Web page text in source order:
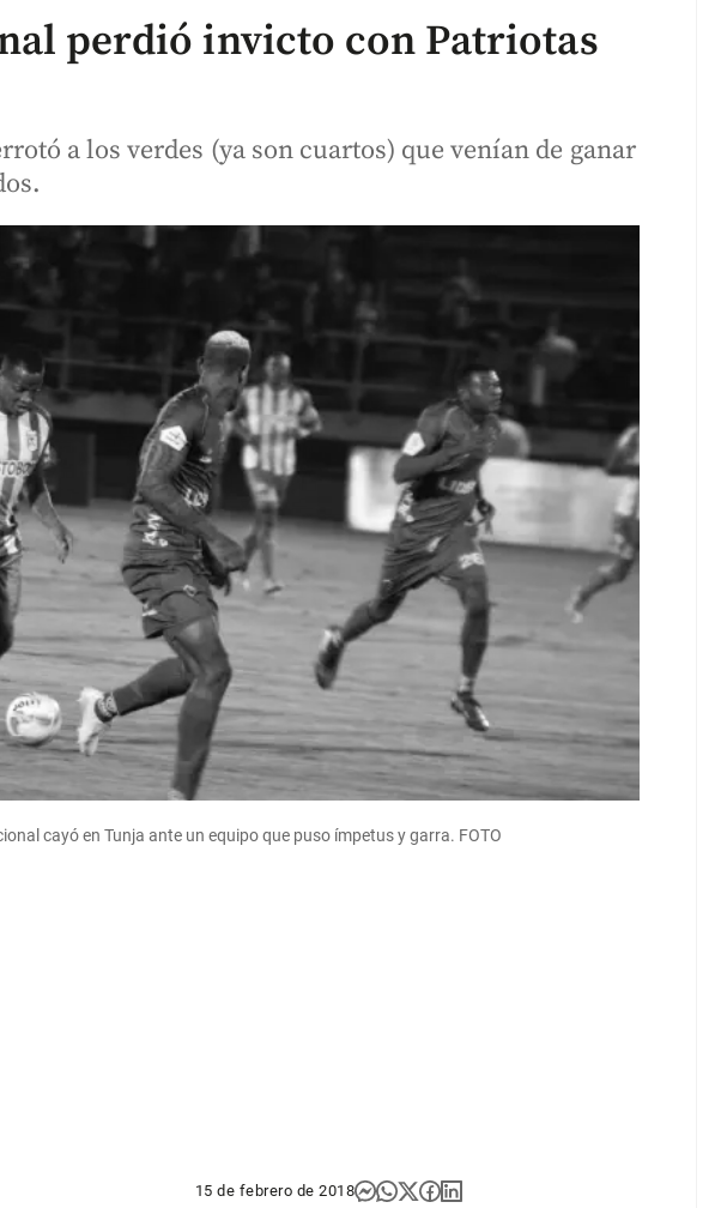
perdió invicto con Patriotas
a los verdes (ya son cuartos) que venían de ganar
cayó en Tunja ante un equipo que puso ímpetus y garra. FOTO
15 de febrero de 2018